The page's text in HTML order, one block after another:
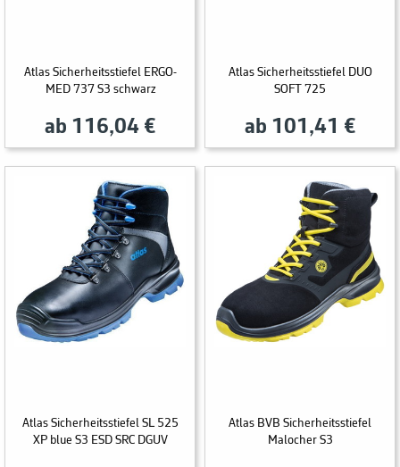
Atlas Sicherheitsstiefel ERGO-
MED 737 S3 schwarz
ab 116,04 €
Atlas Sicherheitsstiefel DUO
SOFT 725
ab 101,41 €
Atlas Sicherheitsstiefel SL 525
XP blue S3 ESD SRC DGUV
Atlas BVB Sicherheitsstiefel
Malocher S3